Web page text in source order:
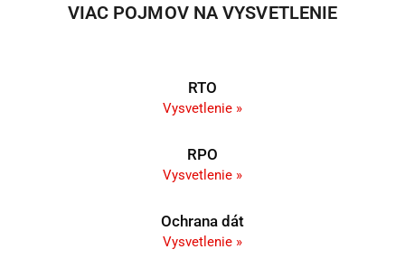
VIAC POJMOV NA VYSVETLENIE
RTO
Vysvetlenie »
RPO
Vysvetlenie »
Ochrana dát
Vysvetlenie »